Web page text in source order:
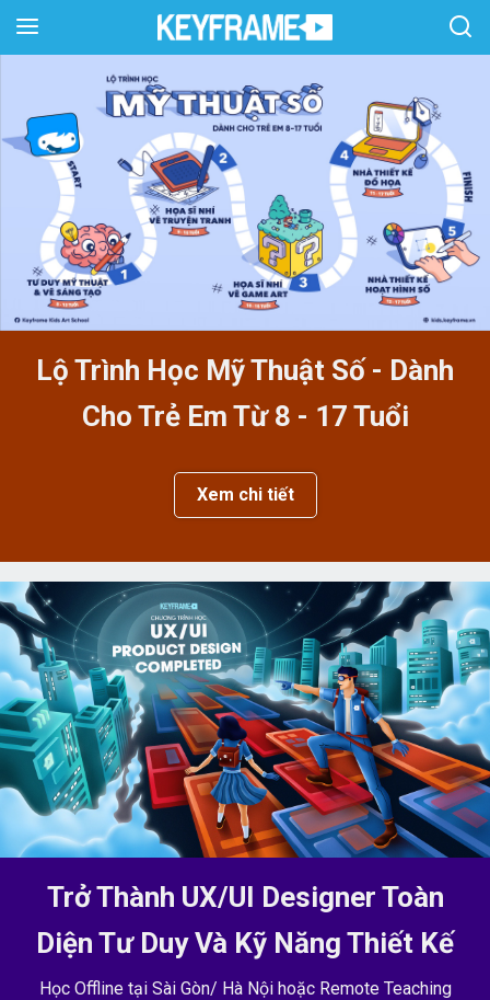
Lộ Trình Học Mỹ Thuật Số - Dành
Cho Trẻ Em Từ 8 - 17 Tuổi
Xem chi tiết
Trở Thành UX/UI Designer Toàn
Diện Tư Duy Và Kỹ Năng Thiết Kế
Học Offline tại Sài Gòn/ Hà Nội hoặc Remote Teaching